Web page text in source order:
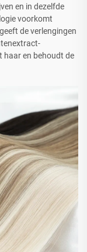
en in dezelfde
voorkomt
de verlengingen
haar en behoudt de